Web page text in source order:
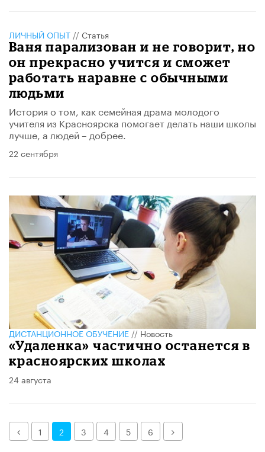
ЛИЧНЫЙ ОПЫТ // Статья
Ваня парализован и не говорит, но
он прекрасно учится и сможет
работать наравне с обычными
людьми
История о том, как семейная драма молодого
учителя из Красноярска помогает делать наши школы
лучше, а людей – добрее.
22 сентября
ДИСТАНЦИОННОЕ ОБУЧЕНИЕ//Новость
«Удаленка» частично останется в
красноярских школах
24 августа
Назад1 2 3 4 5 6 Далее